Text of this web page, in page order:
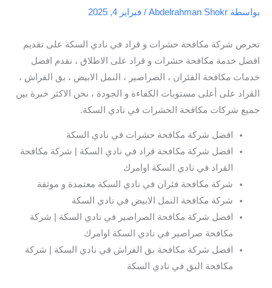
بواسطة Abdelrahman Shokr
/ فبراير 4, 2025
تحرص شركة مكافحة حشرات و قراد في نادي السكة على تقديم
افضل خدمة مكافحة حشرات و قراد على الاطلاق ، نقدم افضل
خدمات مكافحة الفئران ، الصراصير ، النمل الابيض ، بق الفراش ،
القراد على أعلى مستويات الكفاءة و الجودة ، نحن الاكثر خبرة بين
جميع شركات مكافحة الحشرات في نادي السكة.
افضل شركة مكافحة حشرات في نادي السكة
افضل شركة مكافحة قراد في نادي السكة | شركة مكافحة
القراد في نادي السكة اوامرك
شركة مكافحة فئران في نادي السكة معتمدة و موثقة
شركة مكافحة النمل الابيض في نادي السكة
افضل شركة مكافحة الصراصير في نادي السكة | شركة
مكافحة صراصير في نادي السكة اوامرك
افضل شركة مكافحة بق الفراش في نادي السكة | شركة
مكافحة البق في نادي السكة